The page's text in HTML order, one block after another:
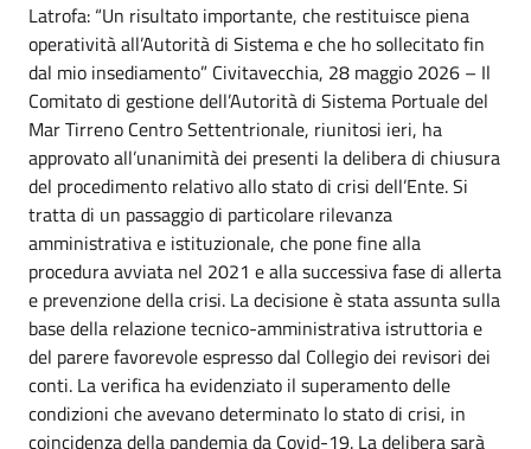
Latrofa: “Un risultato importante, che restituisce piena
operatività all’Autorità di Sistema e che ho sollecitato fin
dal mio insediamento” Civitavecchia, 28 maggio 2026 – Il
Comitato di gestione dell’Autorità di Sistema Portuale del
Mar Tirreno Centro Settentrionale, riunitosi ieri, ha
approvato all’unanimità dei presenti la delibera di chiusura
del procedimento relativo allo stato di crisi dell’Ente. Si
tratta di un passaggio di particolare rilevanza
amministrativa e istituzionale, che pone fine alla
procedura avviata nel 2021 e alla successiva fase di allerta
e prevenzione della crisi. La decisione è stata assunta sulla
base della relazione tecnico-amministrativa istruttoria e
del parere favorevole espresso dal Collegio dei revisori dei
conti. La verifica ha evidenziato il superamento delle
condizioni che avevano determinato lo stato di crisi, in
coincidenza della pandemia da Covid-19. La delibera sarà